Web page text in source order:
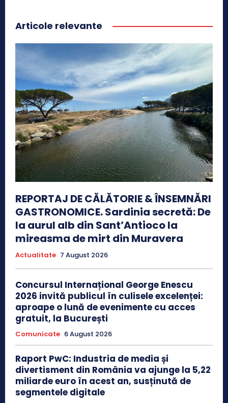
Articole relevante
REPORTAJ DE CĂLĂTORIE & ÎNSEMNĂRI
GASTRONOMICE. Sardinia secretă: De
la aurul alb din Sant’Antioco la
mireasma de mirt din Muravera
Actualitate 7 August 2026
Concursul Internațional George Enescu
2026 invită publicul în culisele excelenței:
aproape o lună de evenimente cu acces
gratuit, la București
Comunicate 6 August 2026
Raport PwC: Industria de media și
divertisment din România va ajunge la 5,22
miliarde euro în acest an, susținută de
segmentele digitale